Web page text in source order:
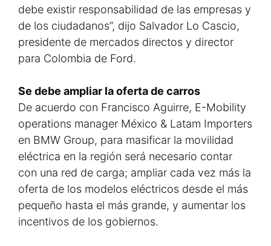
debe existir responsabilidad de las empresas y
de los ciudadanos”, dijo Salvador Lo Cascio,
presidente de mercados directos y director
para Colombia de Ford.
Se debe ampliar la oferta de carros
De acuerdo con Francisco Aguirre, E-Mobility
operations manager México & Latam Importers
en BMW Group, para masificar la movilidad
eléctrica en la región será necesario contar
con una red de carga; ampliar cada vez más la
oferta de los modelos eléctricos desde el más
pequeño hasta el más grande, y aumentar los
incentivos de los gobiernos.